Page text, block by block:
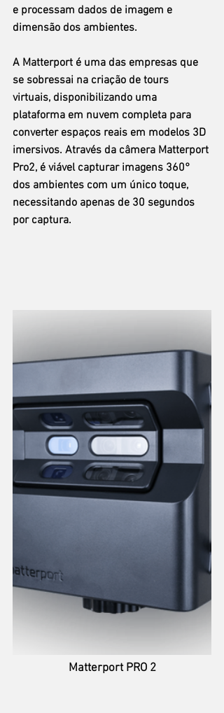
e processam dados de imagem e
dimensão dos ambientes.
A Matterport é uma das empresas que
se sobressai na criação de tours
virtuais, disponibilizando uma
plataforma em nuvem completa para
converter espaços reais em modelos 3D
imersivos. Através da câmera Matterport
Pro2, é viável capturar imagens 360°
dos ambientes com um único toque,
necessitando apenas de 30 segundos
por captura.
Matterport PRO 2